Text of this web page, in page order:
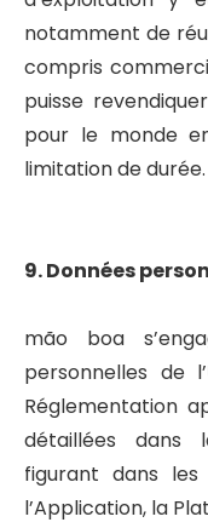
notamment de
compris
puisse
pour le monde
limitation de durée.
9. Données
mão boa
personnelles de
Réglementation
détaillées dans
figurant dans les
l’Application, la